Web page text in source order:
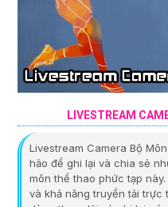
LIVESTREAM
Livestream Camera Bộ
hảo để ghi lại và chia sẻ
môn thể thao phức tạp
và khả năng truyền tải trực